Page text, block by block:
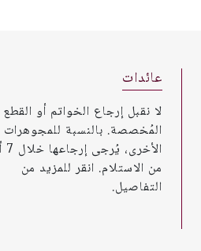
عائدات
لا نقبل إرجاع الخواتم أو القطع
المُخصصة. بالنسبة للمجوهرات
من الاستلام. انقر للمزيد من
التفاصيل.